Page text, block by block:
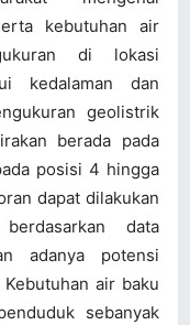
kebutuhan air
di lokasi
kedalaman dan
geolistrik
berada pada
posisi 4 hingga
dapat dilakukan
data
adanya potensi
air baku
sebanyak